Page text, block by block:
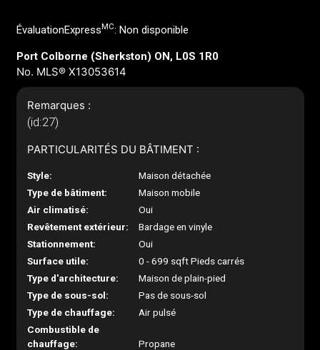
ÉvaluationExpress MC: Non disponible
Port Colborne (Sherkston) ON, L0S 1R0
No. MLS® X13053614
Remarques :
(id:27)
PARTICULARITÉS DU BÂTIMENT :
Style:
Maison détachée
Type de bâtiment:
Maison mobile
Air climatisé:
Oui
Revêtement extérieur:
Bardage en vinyle
Stationnement:
Oui
Surface utile:
0 - 699 sqft Pieds carrés
Type d'architecture:
Maison de plain-pied
Type de sous-sol:
Pas de sous-sol
Type de chauffage:
Air pulsé
Combustible de
chauffage:
Propane